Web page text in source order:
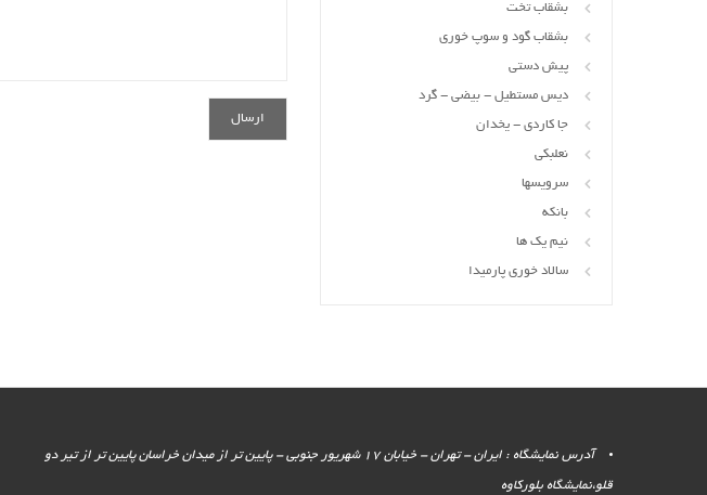
بشقاب تخت
بشقاب گود و سوپ خوری
پیش دستی
دیس مستطیل - بیضی - گرد
جا کاردی - یخدان
نعلبکی
سرویسها
بانکه
نیم یک ها
سالاد خوری پارمیدا
آدرس نمایشگاه : ایران - تهران - خیابان 17 شهریور جنوبی - پایین تر از میدان خراسان پایین تر از تیر دو
قلو،نمایشگاه بلورکاوه